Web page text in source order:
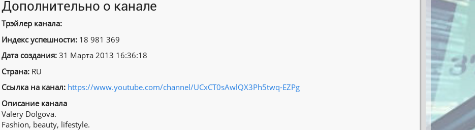
Дополнительно о канале
Трэйлер канала:
Индекс успешности:18 981 369
Дата создания:31 Марта 2013 16:36:18
Страна:RU
Ссылка на канал: https://www.youtube.com/channel/UCxCT0sAwlQX3Ph5twq-EZPg
Описание канала
Valery Dolgova.
Fashion, beauty, lifestyle.